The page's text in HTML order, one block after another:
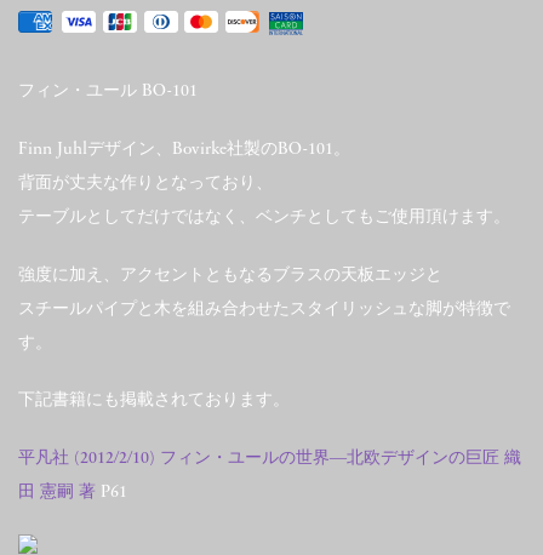
フィン・ユール BO-101
Finn Juhlデザイン、Bovirke社製のBO-101。
背面が丈夫な作りとなっており、
テーブルとしてだけではなく、ベンチとしてもご使用頂けます。
強度に加え、アクセントともなるブラスの天板エッジと
スチールパイプと木を組み合わせたスタイリッシュな脚が特徴で
す。
下記書籍にも掲載されております。
平凡社 (2012/2/10) フィン・ユールの世界―北欧デザインの巨匠 織
田 憲嗣 著 P61